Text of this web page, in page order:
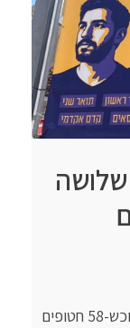
בזמן שבעוטף עזה מנסים לחזור לשגרה, וכש-58 חטופים